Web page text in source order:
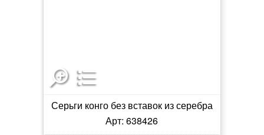
Серьги конго без вставок из серебра
Арт: 638426